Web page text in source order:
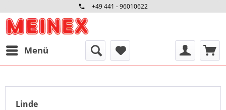
+49 441 - 96010622
Menü
Linde